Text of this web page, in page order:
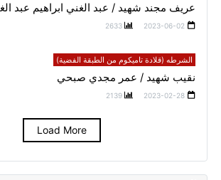
عريف مجند شهيد / عبد الغني ابراهيم عبد
2023-06-02
2633
الشرطه (قلادة تاميكوم من الطبقة الفضية)
نقيب شهيد / عمر مجدي صبحي
2023-02-28
2139
Load More